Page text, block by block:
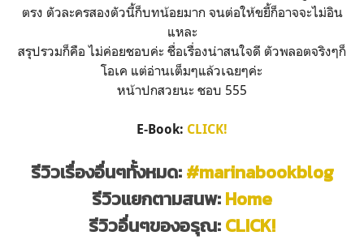
ตรง ตัวละครสองตัวนี้ก็บทน้อยมาก จนต่อให้ขยี้ก็อาจจะไม่อิน
แหละ
สรุปรวมก็คือ ไม่ค่อยชอบค่ะ ชื่อเรื่องน่าสนใจดี ตัวพลอตจริงๆก็
โอเค แต่อ่านเต็มๆแล้วเฉยๆค่ะ
หน้าปกสวยนะ ชอบ 555
E-Book: CLICK!
รีวิวเรื่องอื่นๆทั้งหมด:#marinabookblog
รีวิวแยกตามสนพ:Home
รีวิวอื่นๆของอรุณ:CLICK!